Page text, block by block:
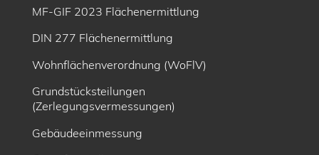
MF-GIF 2023 Flächenermittlung
DIN 277 Flächenermittlung
Wohnflächenverordnung (WoFlV)
Grundstücksteilungen
(Zerlegungsvermessungen)
Gebäudeeinmessung